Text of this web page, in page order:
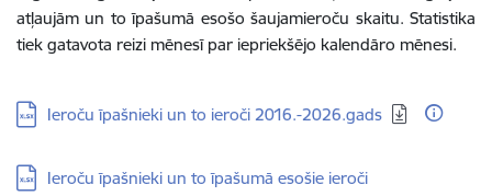
atļaujām un to īpašumā esošo šaujamieroču skaitu. Statistika
tiek gatavota reizi mēnesī par iepriekšējo kalendāro mēnesi.
Lejupielādēt:
Ieroču īpašnieki un to ieroči 2016.-2026.gads
Lejupielādēt:
Ieroču īpašnieki un to īpašumā esošie ieroči